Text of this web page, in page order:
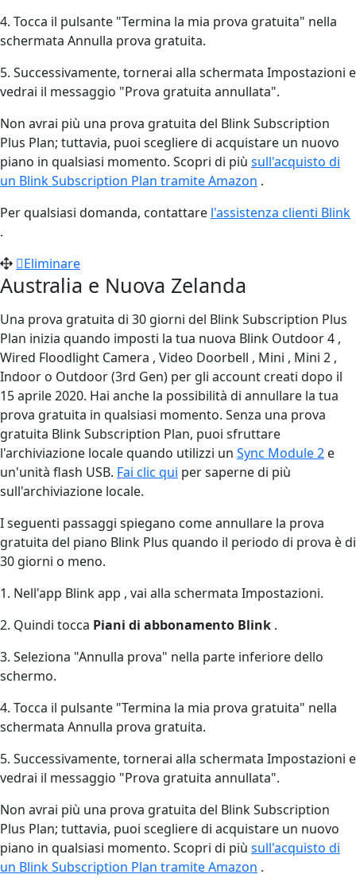
4. Tocca il pulsante "Termina la mia prova gratuita" nella
schermata Annulla prova gratuita.
5. Successivamente, tornerai alla schermata Impostazioni e
vedrai il messaggio "Prova gratuita annullata".
Non avrai più una prova gratuita del Blink Subscription
Plus Plan; tuttavia, puoi scegliere di acquistare un nuovo
piano in qualsiasi momento. Scopri di più sull'acquisto di
un Blink Subscription Plan tramite Amazon ‍.
Per qualsiasi domanda, contattare l'assistenza clienti Blink
.
Eliminare
Australia e Nuova Zelanda
Una prova gratuita di 30 giorni del Blink Subscription Plus
Plan inizia quando imposti la tua nuova Blink Outdoor 4 ,
Wired Floodlight Camera , Video Doorbell , Mini , Mini 2 ,
Indoor o Outdoor (3rd Gen) per gli account creati dopo il
15 aprile 2020. Hai anche la possibilità di annullare la tua
prova gratuita in qualsiasi momento. Senza una prova
gratuita Blink Subscription Plan, puoi sfruttare
l'archiviazione locale quando utilizzi un Sync Module 2 e
un'unità flash USB. Fai clic qui per saperne di più
sull'archiviazione locale.
I seguenti passaggi spiegano come annullare la prova
gratuita del piano Blink Plus quando il periodo di prova è di
30 giorni o meno.
1. Nell'app Blink app , vai alla schermata Impostazioni.
2. Quindi tocca Piani di abbonamento Blink .
3. Seleziona "Annulla prova" nella parte inferiore dello
schermo.
4. Tocca il pulsante "Termina la mia prova gratuita" nella
schermata Annulla prova gratuita.
5. Successivamente, tornerai alla schermata Impostazioni e
vedrai il messaggio "Prova gratuita annullata".
Non avrai più una prova gratuita del Blink Subscription
Plus Plan; tuttavia, puoi scegliere di acquistare un nuovo
piano in qualsiasi momento. Scopri di più sull'acquisto di
un Blink Subscription Plan tramite Amazon ‍.